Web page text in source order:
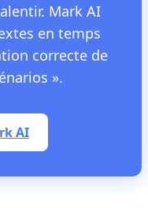
Mark AI
en temps
correcte de
».
AI